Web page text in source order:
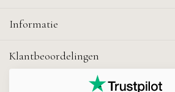
Informatie
Klantbeoordelingen